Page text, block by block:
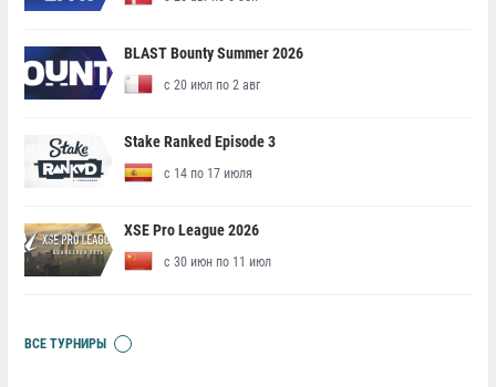
BLAST Bounty Summer 2026
с 20 июл по 2 авг
Stake Ranked Episode 3
с 14 по 17 июля
XSE Pro League 2026
с 30 июн по 11 июл
ВСЕ ТУРНИРЫ